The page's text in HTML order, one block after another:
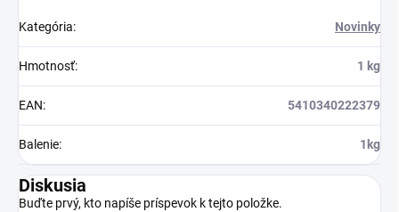
Kategória: Novinky
Hmotnosť: 1 kg
EAN: 5410340222379
Balenie: 1kg
Diskusia
Buďte prvý, kto napíše príspevok k tejto položke.